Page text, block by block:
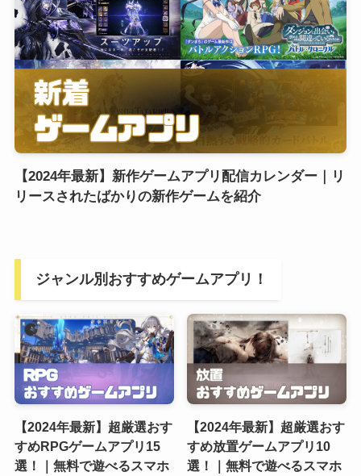
【2024年最新】新作ゲームアプリ配信カレンダー｜リ
リースされたばかりの新作ゲームを紹介
ジャンル別おすすめゲームアプリ！
【2024年最新】超厳選おす
すめRPGゲームアプリ15
選！｜無料で遊べるスマホ
【2024年最新】超厳選おす
すめ放置ゲームアプリ10
選！｜無料で遊べるスマホ